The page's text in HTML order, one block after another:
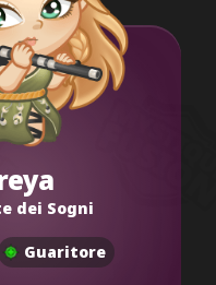
dei Sogni
Guaritore